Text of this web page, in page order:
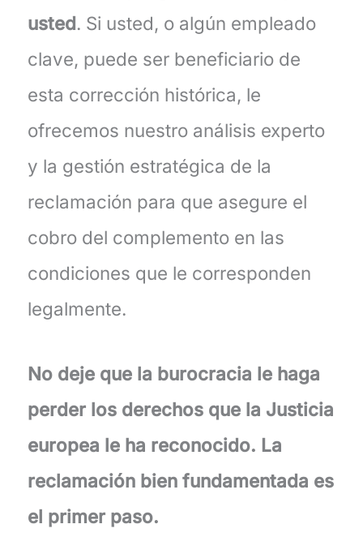
usted. Si usted, o algún empleado
clave, puede ser beneficiario de
esta corrección histórica, le
ofrecemos nuestro análisis experto
y la gestión estratégica de la
reclamación para que asegure el
cobro del complemento en las
condiciones que le corresponden
legalmente.
No deje que la burocracia le haga
perder los derechos que la Justicia
europea le ha reconocido. La
reclamación bien fundamentada es
el primer paso.